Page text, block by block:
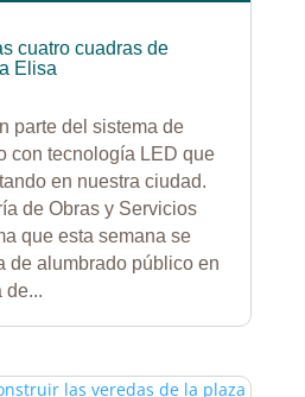
cuatro cuadras de
Elisa
parte del sistema de
con tecnología LED que
en nuestra ciudad.
de Obras y Servicios
que esta semana se
de alumbrado público en
de...